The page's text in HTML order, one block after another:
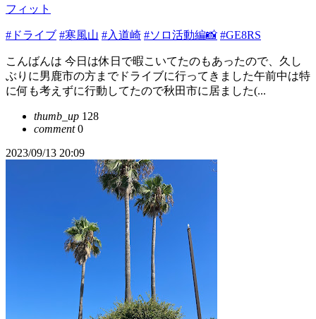
フィット
#ドライブ #寒風山 #入道崎 #ソロ活動編📸 #GE8RS
こんばんは 今日は休日で暇こいてたのもあったので、久し
ぶりに男鹿市の方までドライブに行ってきました午前中は特
に何も考えずに行動してたので秋田市に居ました(...
thumb_up 128
comment0
2023/09/13 20:09